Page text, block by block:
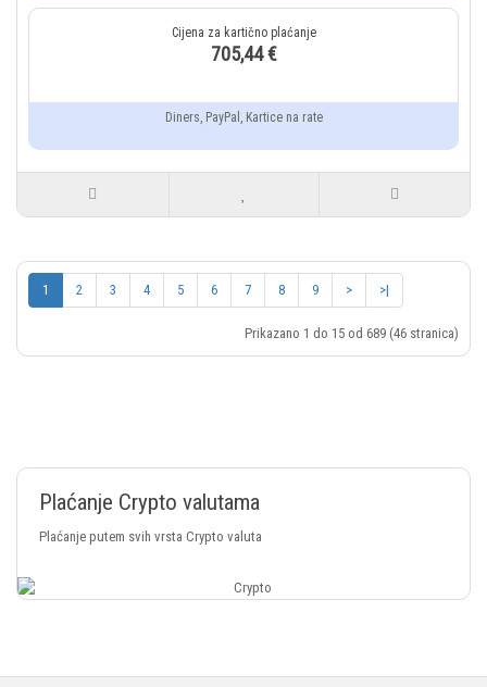
705,44 €
Diners, PayPal, Kartice na rate
1 2 3 4 5 6 7 8 9 > >|
Prikazano 1 do 15 od 689 (46 stranica)
Plaćanje Crypto valutama
Plaćanje putem svih vrsta Crypto valuta